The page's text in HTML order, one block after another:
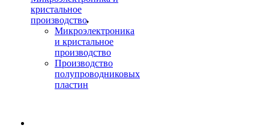
кристальное
производство
Микроэлектроника
и кристальное
производство
Производство
полупроводниковых
пластин